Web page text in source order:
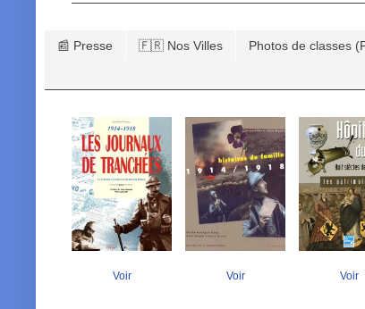
📰 Presse 🇫🇷 Nos Villes Photos de classes
Voir Voir Voir